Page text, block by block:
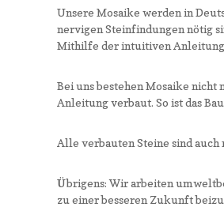
Unsere Mosaike werden in
nervigen Steinfindungen nötig
Mithilfe der intuitiven Anleitung
Bei uns bestehen Mosaike nicht
Anleitung verbaut. So ist das
Alle verbauten Steine sind
Übrigens: Wir arbeiten
zu einer besseren Zukunft